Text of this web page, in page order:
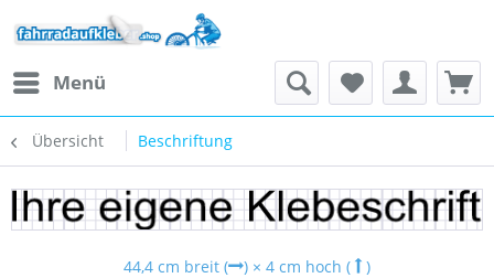
Menü
Übersicht Beschriftung
44,4 cm breit ( ) × 4 cm hoch ( )